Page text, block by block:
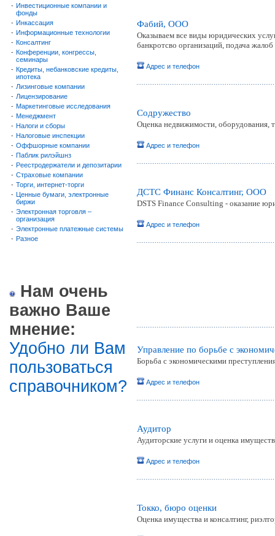
- Инвестиционные компании и
фонды
- Инкассация
- Информационные технологии
- Консалтинг
- Конференции, конгрессы,
семинары
- Кредиты, небанковские кредиты,
ипотека
- Лизинговые компании
- Лицензирование
- Маркетинговые исследования
- Менеджмент
- Налоги и сборы
- Налоговые инспекции
- Оффшорные компании
- Паблик рилэйшнз
- Реестродержатели и депозитарии
- Страховые компании
- Торги, интернет-торги
- Ценные бумаги, электронные
биржи
- Электронная торговля –
организация
- Электронные платежные системы
- Разное
Нам очень
важно Ваше
мнение:
Удобно ли Вам
пользоваться
справочником?
Фабий, ООО
Оказываем все виды юридических
банкротсво организаций, подача
Адрес и телефон
Содружество
Оценка недвижимости, оборудования,
Адрес и телефон
ДСТС Финанс Консалтинг, ООО
DSTS Finance Consulting - оказание
Адрес и телефон
Управление по борьбе с
Борьба с экономическими
Адрес и телефон
Аудитор
Аудиторские услуги и оценка
Адрес и телефон
Токко, бюро оценки
Оценка имущества и консалтинг,